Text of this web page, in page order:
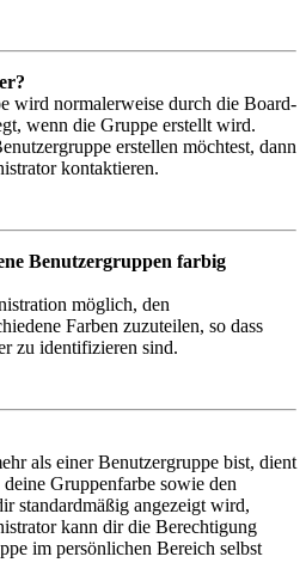
wird normalerweise durch die Board-
wenn die Gruppe erstellt wird.
erstellen möchtest, dann
kontaktieren.
Benutzergruppen farbig
möglich, den
Farben zuzuteilen, so dass
zu identifizieren sind.
als einer Benutzergruppe bist, dient
Gruppenfarbe sowie den
standardmäßig angezeigt wird,
kann dir die Berechtigung
im persönlichen Bereich selbst